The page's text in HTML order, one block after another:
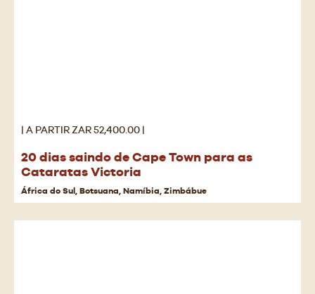
| A PARTIR ZAR 52,400.00 |
20 dias saindo de Cape Town para as
Cataratas Victoria
África do Sul, Botsuana, Namíbia, Zimbábue